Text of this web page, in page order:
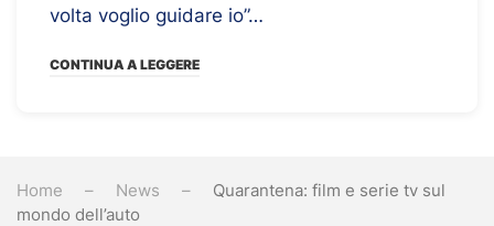
volta voglio guidare io”…
CONTINUA A LEGGERE
Home News
Quarantena: film e serie tv sul
mondo dell’auto